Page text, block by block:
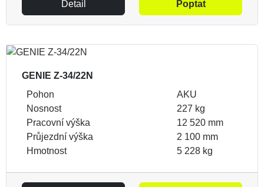
Detail Poptat
GENIE Z-34/22N
Pohon
AKU
Nosnost
227 kg
Pracovní výška
12 520 mm
Průjezdní výška
2 100 mm
Hmotnost
5 228 kg